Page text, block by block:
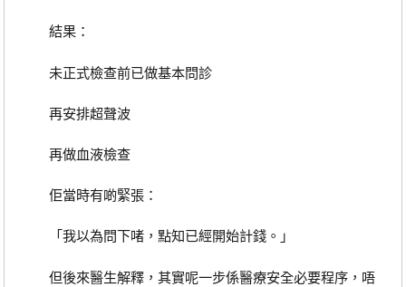
結果：
未正式檢查前已做基本問診
再安排超聲波
再做血液檢查
佢當時有啲緊張：
「我以為問下啫，點知已經開始計錢。」
但後來醫生解釋，其實呢一步係醫療安全必要程序，唔